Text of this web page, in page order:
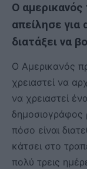
Ο
απείλησε για
διατάξει να
Ο Αμερικανός
χρειαστεί να
να χρειαστεί
δημοσιογράφος
πόσο είναι
κάτσει στο
πολύ τρεις